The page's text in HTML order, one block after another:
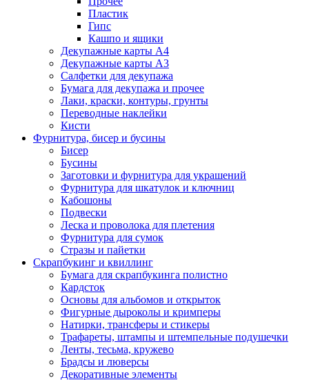
Пластик
Гипс
Кашпо и ящики
Декупажные карты А4
Декупажные карты А3
Салфетки для декупажа
Бумага для декупажа и прочее
Лаки, краски, контуры, грунты
Переводные наклейки
Кисти
Фурнитура, бисер и бусины
Бисер
Бусины
Заготовки и фурнитура для украшений
Фурнитура для шкатулок и ключниц
Кабошоны
Подвески
Леска и проволока для плетения
Фурнитура для сумок
Стразы и пайетки
Скрапбукинг и квиллинг
Бумага для скрапбукинга полистно
Кардсток
Основы для альбомов и открыток
Фигурные дыроколы и кримперы
Натирки, трансферы и стикеры
Трафареты, штампы и штемпельные подушечки
Ленты, тесьма, кружево
Брадсы и люверсы
Декоративные элементы